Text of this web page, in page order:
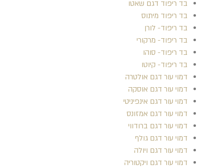
בד ריפוד דגם שאטו
בד ריפוד מיתוס
בד ריפוד- לורן
בד ריפוד- מרקורי
בד ריפוד- סוהו
בד ריפוד- קיוטו
דמוי עור דגם אולטרה
דמוי עור דגם אוסקה
דמוי עור דגם אינפיניטי
דמוי עור דגם אמזונס
דמוי עור דגם ברודווי
דמוי עור דגם גולף
דמוי עור דגם ויולה
דמוי עור דגם ויקטוריה